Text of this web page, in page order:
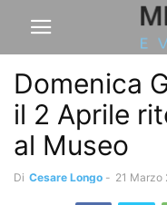
Domenica
il 2 Aprile
al Museo
Di Cesare Longo - 21 Marzo